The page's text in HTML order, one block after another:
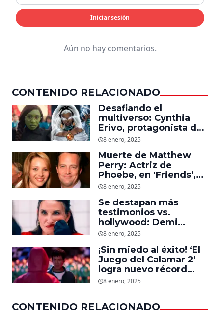
Iniciar sesión
Aún no hay comentarios.
CONTENIDO RELACIONADO
Desafiando el
multiverso: Cynthia
Erivo, protagonista de
‘Wicked’, quiere ser
8 enero, 2025
Muerte de Matthew
Perry: Actriz de
Phoebe, en ‘Friends’,
descubre un emotivo
dejó
8 enero, 2025
Se destapan más
testimonios vs.
hollywood: Demi
Moore, protagonista de
daño que le hizo la
industria a su cuerpo
8 enero, 2025
¡Sin miedo al éxito! ‘El
Juego del Calamar 2’
logra nuevo récord
mundial en tan solo 11
8 enero, 2025
CONTENIDO RELACIONADO